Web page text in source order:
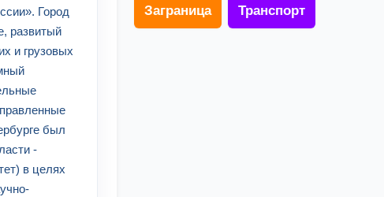
Город
развитый
и грузовых
был
-
в целях
Заграница Транспорт